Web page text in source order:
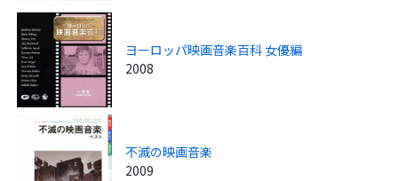
ヨーロッパ映画音楽百科 女優編
2008
不滅の映画音楽
2009